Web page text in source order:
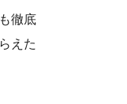
徹底
えた